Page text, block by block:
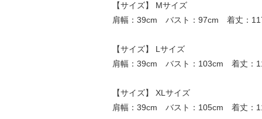
【サイズ】 Mサイズ
肩幅：39cm バスト：97cm 着丈：
【サイズ】 Lサイズ
肩幅：39cm バスト：103cm 着丈：
【サイズ】 XLサイズ
肩幅：39cm バスト：105cm 着丈：